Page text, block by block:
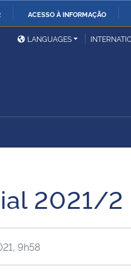
ACESSO À INFORMAÇÃO
das Relações
Exteriores
Central do Brasil
LANGUAGES
2021/2
9h58